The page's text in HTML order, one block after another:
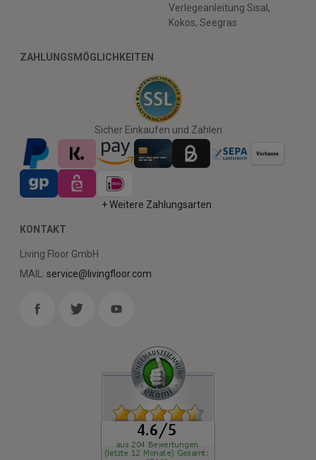
Verlegeanleitung Sisal,
Kokos, Seegras
ZAHLUNGSMÖGLICHKEITEN
Sicher Einkaufen und Zahlen
+ Weitere Zahlungsarten
KONTAKT
Living Floor GmbH
MAIL: service@livingfloor.com